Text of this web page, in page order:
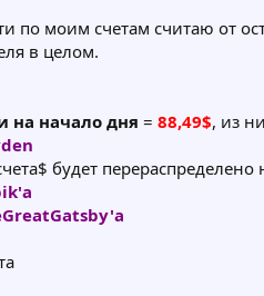
по моим счетам считаю от
в целом.
на начало дня = 88,49$, из
будет перераспределено